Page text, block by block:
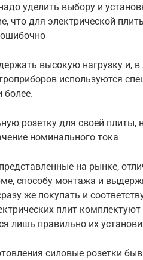
уделить выбору и
что для электрической
высокую нагрузку и, в
используются
более.
розетку для своей плиты,
номинального тока
на рынке,
способу монтажа и
же покупать и
плит
лишь правильно их
силовые розетки